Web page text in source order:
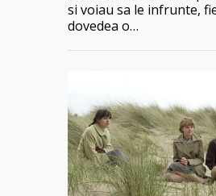
si voiau sa le infrunte,
dovedea o…